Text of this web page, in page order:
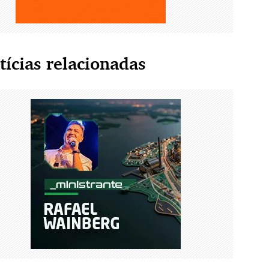
relacionadas